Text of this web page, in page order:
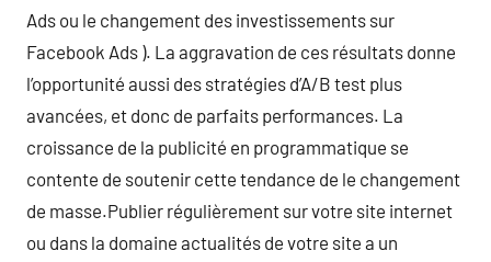
Ads ou le changement des investissements sur
Facebook Ads ). La aggravation de ces résultats donne
l’opportunité aussi des stratégies d’A/B test plus
avancées, et donc de parfaits performances. La
croissance de la publicité en programmatique se
contente de soutenir cette tendance de le changement
de masse.Publier régulièrement sur votre site internet
ou dans la domaine actualités de votre site a un